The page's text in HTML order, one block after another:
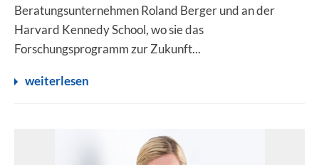
Beratungsunternehmen Roland Berger und an der
Harvard Kennedy School, wo sie das
Forschungsprogramm zur Zukunft...
weiterlesen